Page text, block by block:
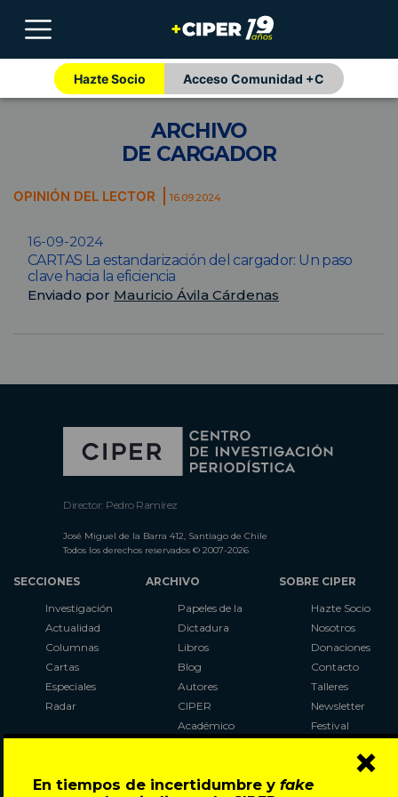
En tiempos de incertidumbre y fake
×
Hazte Socio Acceso Comunidad +C
ARCHIVO
DE CARGADOR
OPINIÓN DEL LECTOR 16.09.2024
16-09-2024
CARTAS La estandarización del cargador: Un paso
clave hacia la eficiencia
Enviado por Mauricio Ávila Cárdenas
Director: Pedro Ramírez
José Miguel de la Barra 412, Santiago de Chile
Todos los derechos reservados © 2007-2026
SECCIONES
Investigación
Actualidad
Columnas
Cartas
Especiales
Radar
ARCHIVO
Papeles de la
Dictadura
Libros
Blog
Autores
CIPER
Académico
Al Plebiscito
SOBRE CIPER
Hazte Socio
Nosotros
Donaciones
Contacto
Talleres
Newsletter
Festival